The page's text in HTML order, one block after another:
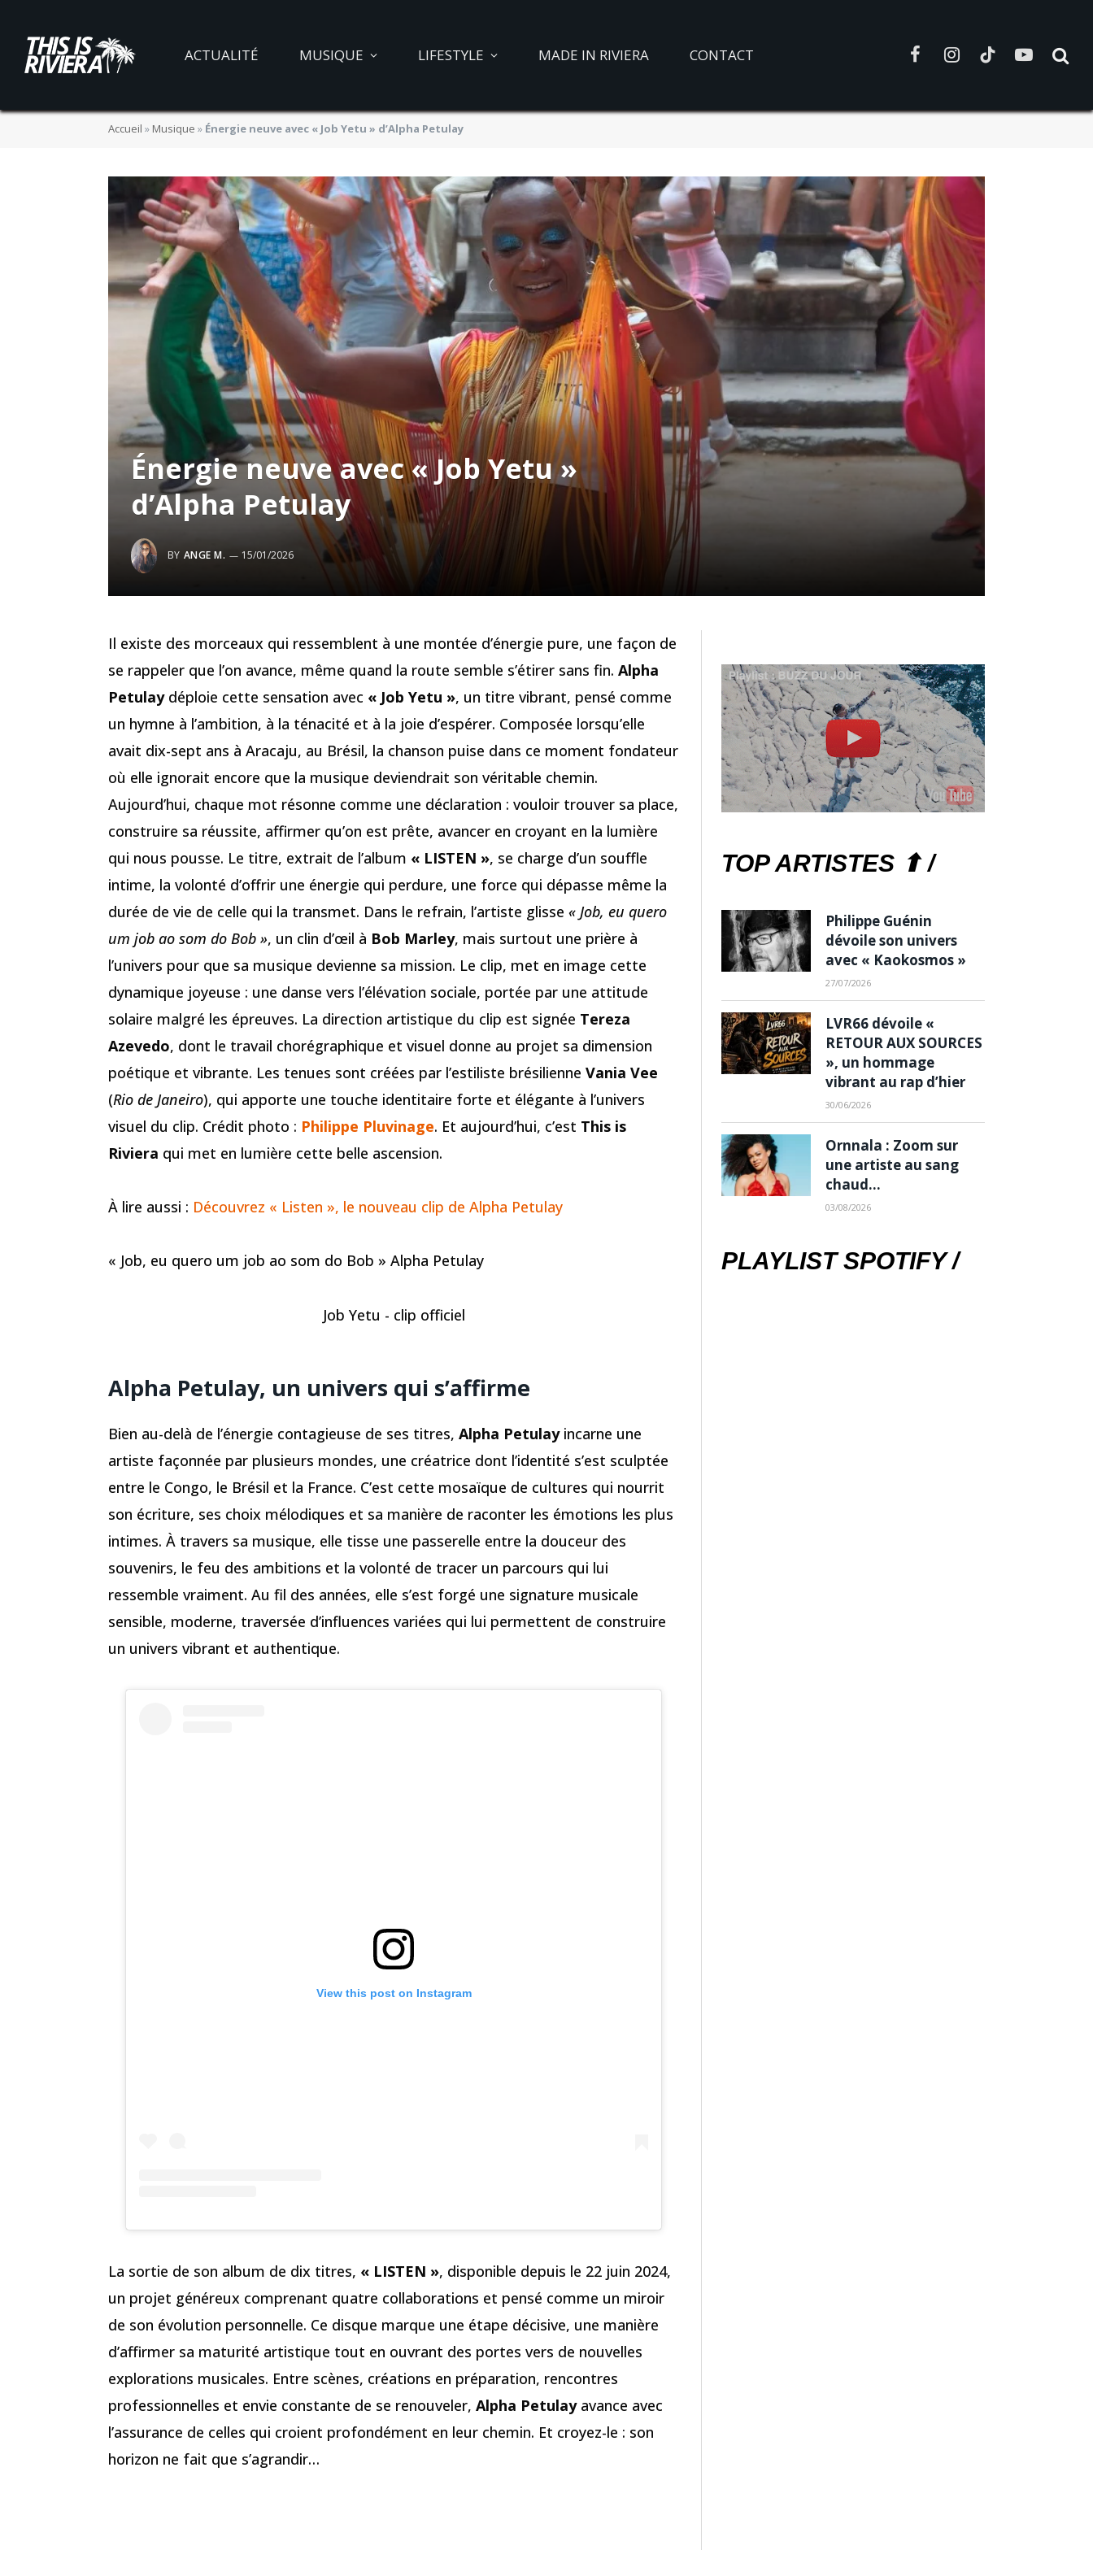
ACTUALITÉ MUSIQUE LIFESTYLE MADE IN RIVIERA CONTACT FacebookInstagramTikTokYouTube
Accueil » Musique » Énergie neuve avec « Job Yetu » d’Alpha Petulay
Énergie neuve avec « Job Yetu »
d’Alpha Petulay
BY ANGE M. 15/01/2026
Il existe des morceaux qui ressemblent à une montée d’énergie pure, une façon de
se rappeler que l’on avance, même quand la route semble s’étirer sans fin. Alpha
Petulaydéploie cette sensation avec « Job Yetu », un titre vibrant, pensé comme
un hymne à l’ambition, à la ténacité et à la joie d’espérer. Composée lorsqu’elle
avait dix-sept ans à Aracaju, au Brésil, la chanson puise dans ce moment fondateur
où elle ignorait encore que la musique deviendrait son véritable chemin.
Aujourd’hui, chaque mot résonne comme une déclaration : vouloir trouver sa place,
construire sa réussite, affirmer qu’on est prête, avancer en croyant en la lumière
qui nous pousse. Le titre, extrait de l’album « LISTEN », se charge d’un souffle
intime, la volonté d’offrir une énergie qui perdure, une force qui dépasse même la
durée de vie de celle qui la transmet. Dans le refrain, l’artiste glisse « Job, eu quero
um job ao som do Bob », un clin d’œil à Bob Marley, mais surtout une prière à
l’univers pour que sa musique devienne sa mission. Le clip, met en image cette
dynamique joyeuse : une danse vers l’élévation sociale, portée par une attitude
solaire malgré les épreuves. La direction artistique du clip est signée Tereza
Azevedo, dont le travail chorégraphique et visuel donne au projet sa dimension
poétique et vibrante. Les tenues sont créées par l’estiliste brésilienne Vania Vee
(Rio de Janeiro), qui apporte une touche identitaire forte et élégante à l’univers
visuel du clip. Crédit photo : Philippe Pluvinage. Et aujourd’hui, c’est This is
Riviera qui met en lumière cette belle ascension.
À lire aussi : Découvrez « Listen », le nouveau clip de Alpha Petulay
« Job, eu quero um job ao som do Bob » Alpha Petulay
Job Yetu - clip officiel
Alpha Petulay, un univers qui s’affirme
Bien au-delà de l’énergie contagieuse de ses titres, Alpha Petulayincarne une
artiste façonnée par plusieurs mondes, une créatrice dont l’identité s’est sculptée
entre le Congo, le Brésil et la France. C’est cette mosaïque de cultures qui nourrit
son écriture, ses choix mélodiques et sa manière de raconter les émotions les plus
intimes. À travers sa musique, elle tisse une passerelle entre la douceur des
souvenirs, le feu des ambitions et la volonté de tracer un parcours qui lui
ressemble vraiment. Au fil des années, elle s’est forgé une signature musicale
sensible, moderne, traversée d’influences variées qui lui permettent de construire
un univers vibrant et authentique.
View this post on Instagram
La sortie de son album de dix titres, « LISTEN », disponible depuis le 22 juin 2024,
un projet généreux comprenant quatre collaborations et pensé comme un miroir
de son évolution personnelle. Ce disque marque une étape décisive, une manière
d’affirmer sa maturité artistique tout en ouvrant des portes vers de nouvelles
explorations musicales. Entre scènes, créations en préparation, rencontres
professionnelles et envie constante de se renouveler, Alpha Petulayavance avec
l’assurance de celles qui croient profondément en leur chemin. Et croyez-le : son
horizon ne fait que s’agrandir…
TOP ARTISTES ⬆ /
Philippe Guénin
dévoile son univers
avec « Kaokosmos »
27/07/2026
LVR66 dévoile «
RETOUR AUX SOURCES
», un hommage
vibrant au rap d’hier
30/06/2026
Ornnala : Zoom sur
une artiste au sang
chaud…
03/08/2026
PLAYLIST SPOTIFY /